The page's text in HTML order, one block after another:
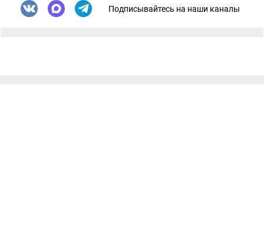
Подписывайтесь на наши каналы